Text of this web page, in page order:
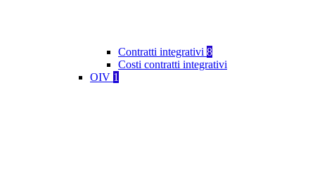
Contratti integrativi 8
Costi contratti integrativi
OIV 1